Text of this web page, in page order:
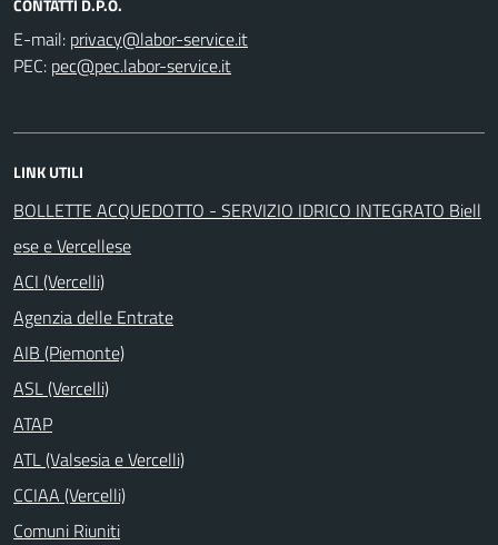
CONTATTI D.P.O.
E-mail:
PEC:
LINK UTILI
BOLLETTE ACQUEDOTTO - SERVIZIO IDRICO INTEGRATO Biell
ese e Vercellese
ACI (Vercelli)
Agenzia delle Entrate
AIB (Piemonte)
ASL (Vercelli)
ATAP
ATL (Valsesia e Vercelli)
CCIAA (Vercelli)
Comuni Riuniti